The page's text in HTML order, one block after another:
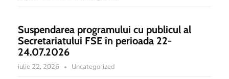
Suspendarea programului cu publicul al
Secretariatului FSE în perioada 22-
24.07.2026
iulie 22, 2026 Uncategorized